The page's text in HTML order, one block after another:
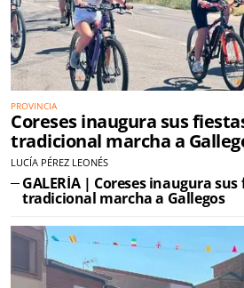
PROVINCIA
Coreses inaugura sus
tradicional marcha a
LUCÍA PÉREZ LEONÉS
GALERÍA | Coreses inaugura
tradicional marcha a Gallegos